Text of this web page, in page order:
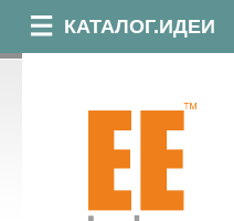
КАТАЛОГ.ИДЕИ